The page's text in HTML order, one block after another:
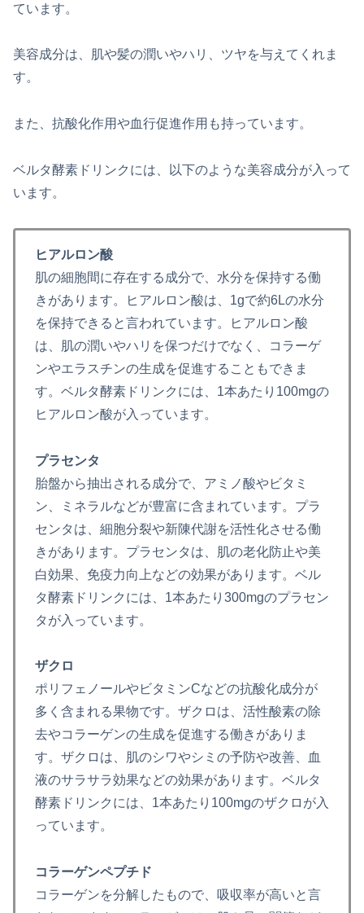
ています。
美容成分は、肌や髪の潤いやハリ、ツヤを与えてくれま
す。
また、抗酸化作用や血行促進作用も持っています。
ベルタ酵素ドリンクには、以下のような美容成分が入って
います。
ヒアルロン酸
肌の細胞間に存在する成分で、水分を保持する働
きがあります。ヒアルロン酸は、1gで約6Lの水分
を保持できると言われています。ヒアルロン酸
は、肌の潤いやハリを保つだけでなく、コラーゲ
ンやエラスチンの生成を促進することもできま
す。ベルタ酵素ドリンクには、1本あたり100mgの
ヒアルロン酸が入っています。
プラセンタ
胎盤から抽出される成分で、アミノ酸やビタミ
ン、ミネラルなどが豊富に含まれています。プラ
センタは、細胞分裂や新陳代謝を活性化させる働
きがあります。プラセンタは、肌の老化防止や美
白効果、免疫力向上などの効果があります。ベル
タ酵素ドリンクには、1本あたり300mgのプラセン
タが入っています。
ザクロ
ポリフェノールやビタミンCなどの抗酸化成分が
多く含まれる果物です。ザクロは、活性酸素の除
去やコラーゲンの生成を促進する働きがありま
す。ザクロは、肌のシワやシミの予防や改善、血
液のサラサラ効果などの効果があります。ベルタ
酵素ドリンクには、1本あたり100mgのザクロが入
っています。
コラーゲンペプチド
コラーゲンを分解したもので、吸収率が高いと言